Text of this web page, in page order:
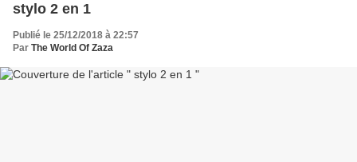
stylo 2 en 1
Publié le 25/12/2018 à 22:57
Par The World Of Zaza